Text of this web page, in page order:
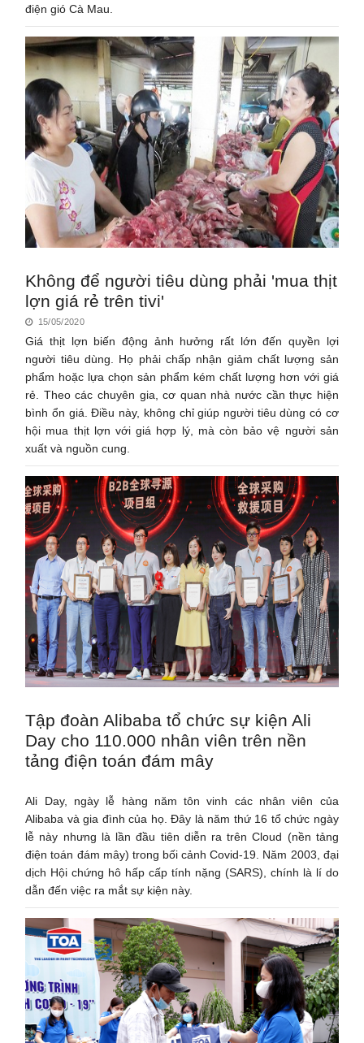
điện gió Cà Mau.
Không để người tiêu dùng phải 'mua thịt
lợn giá rẻ trên tivi'
15/05/2020
Giá thịt lợn biến động ảnh hưởng rất lớn đến quyền lợi
người tiêu dùng. Họ phải chấp nhận giảm chất lượng sản
phẩm hoặc lựa chọn sản phẩm kém chất lượng hơn với giá
rẻ. Theo các chuyên gia, cơ quan nhà nước cần thực hiện
bình ổn giá. Điều này, không chỉ giúp người tiêu dùng có cơ
hội mua thịt lợn với giá hợp lý, mà còn bảo vệ người sản
xuất và nguồn cung.
Tập đoàn Alibaba tổ chức sự kiện Ali
Day cho 110.000 nhân viên trên nền
tảng điện toán đám mây
Ali Day, ngày lễ hàng năm tôn vinh các nhân viên của
Alibaba và gia đình của họ. Đây là năm thứ 16 tổ chức ngày
lễ này nhưng là lần đầu tiên diễn ra trên Cloud (nền tảng
điện toán đám mây) trong bối cảnh Covid-19. Năm 2003, đại
dịch Hội chứng hô hấp cấp tính nặng (SARS), chính là lí do
dẫn đến việc ra mắt sự kiện này.